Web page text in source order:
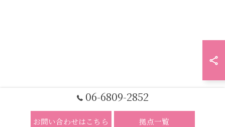
06-6809-2852
お問い合わせはこちら 拠点一覧